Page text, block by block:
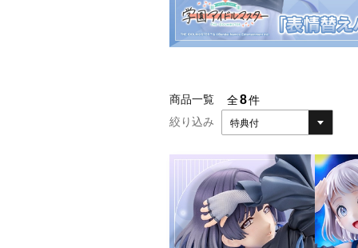
商品一覧 全8件
絞り込み
特典付